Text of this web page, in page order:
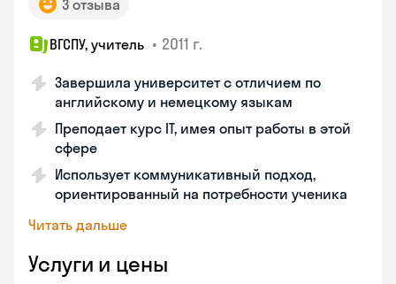
3 отзыва
ВГСПУ, учитель • 2011 г.
Завершила университет с отличием по
английскому и немецкому языкам
Преподает курс IT, имея опыт работы в этой
сфере
Использует коммуникативный подход,
ориентированный на потребности ученика
Читать дальше
Услуги и цены